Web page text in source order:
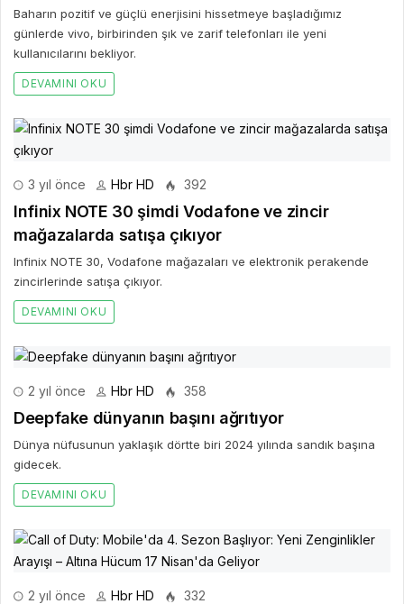
Baharın pozitif ve güçlü enerjisini hissetmeye başladığımız
günlerde vivo, birbirinden şık ve zarif telefonları ile yeni
kullanıcılarını bekliyor.
DEVAMINI OKU
3 yıl önce Hbr HD 392
Infinix NOTE 30 şimdi Vodafone ve zincir
mağazalarda satışa çıkıyor
Infinix NOTE 30, Vodafone mağazaları ve elektronik perakende
zincirlerinde satışa çıkıyor.
DEVAMINI OKU
2 yıl önce Hbr HD 358
Deepfake dünyanın başını ağrıtıyor
Dünya nüfusunun yaklaşık dörtte biri 2024 yılında sandık başına
gidecek.
DEVAMINI OKU
2 yıl önce Hbr HD 332